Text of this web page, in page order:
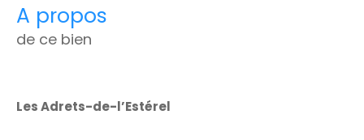
a propos
de ce bien
Les Adrets-de-l’Estérel